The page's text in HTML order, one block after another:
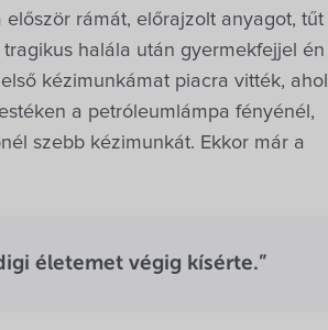
rámát, előrajzolt anyagot, tűt
halála után gyermekfejjel én
kézimunkámat piacra vitték, ahol
a petróleumlámpa fényénél,
szebb kézimunkát. Ekkor már a
életemet végig kísérte.”